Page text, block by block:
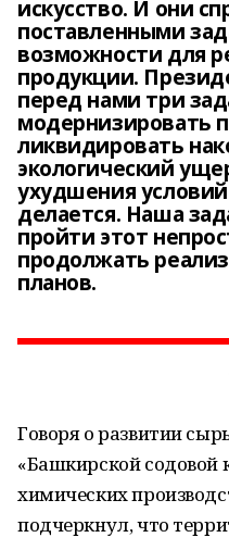
искусство. И они
поставленными
возможности для
продукции.
перед нами три
модернизировать
ликвидировать
экологический
ухудшения
делается. Наша
пройти этот
продолжать
планов.
Говоря о развитии
«Башкирской содовой
химических
подчеркнул, что